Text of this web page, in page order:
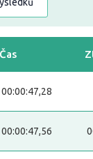
Čas
00:00:47,28
00:00:47,56